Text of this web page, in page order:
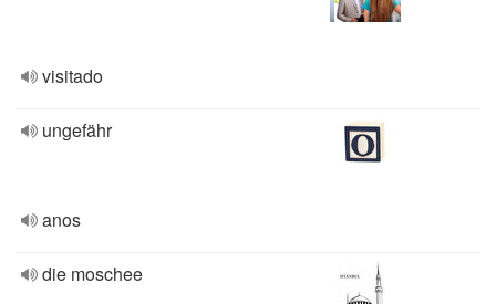
visitado
ungefähr
anos
die moschee